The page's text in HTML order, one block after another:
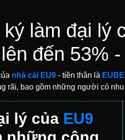
làm đại lý
đến 53% -
nhà cái EU9 - tiền thân là
rãi, bao gồm những người có
lý của EU9